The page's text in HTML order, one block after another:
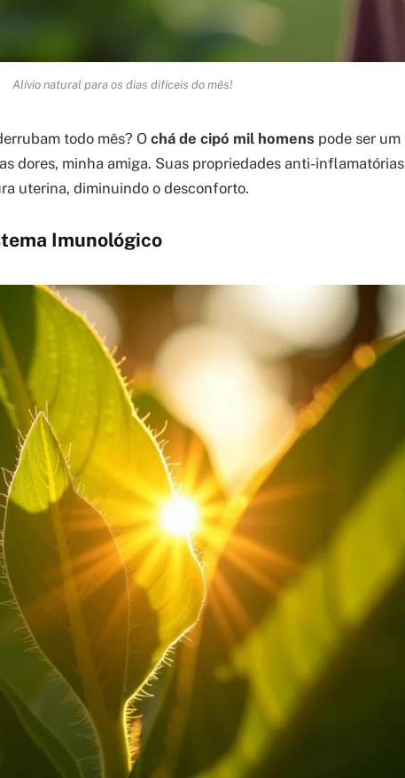
Alívio natural para os dias difíceis do mês!
todo mês? O chá de cipó mil homens pode ser um
dores, minha amiga. Suas propriedades anti-inflamatórias
uterina, diminuindo o desconforto.
Imunológico